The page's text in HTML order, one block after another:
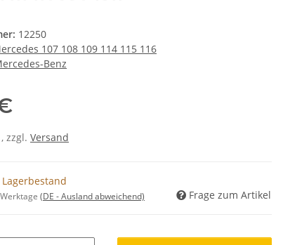
12250
107 108 109 114 115 116
Benz
zzgl. Versand
(DE - Ausland abweichend) Frage zum Artikel